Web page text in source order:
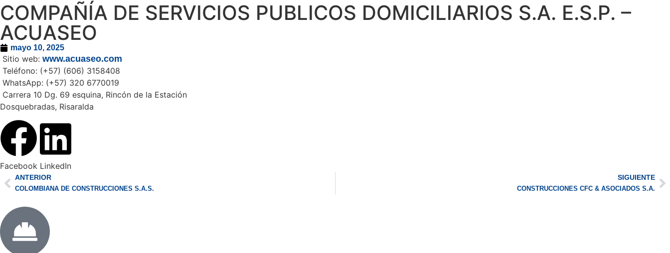
COMPAÑÍA DE SERVICIOS PUBLICOS DOMICILIARIOS S.A. E.S.P. –
ACUASEO
mayo 10, 2025
Sitio web: www.acuaseo.com
Teléfono: (+57) (606) 3158408
WhatsApp: (+57) 320 6770019
Carrera 10 Dg. 69 esquina, Rincón de la Estación
Dosquebradas, Risaralda
Facebook LinkedIn
ANTERIOR
COLOMBIANA DE CONSTRUCCIONES S.A.S.
SIGUIENTE
CONSTRUCCIONES CFC & ASOCIADOS S.A.